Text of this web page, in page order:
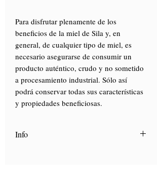
Para disfrutar plenamente de los
beneficios de la miel de Sila y, en
general, de cualquier tipo de miel, es
necesario asegurarse de consumir un
producto auténtico, crudo y no sometido
a procesamiento industrial. Sólo así
podrá conservar todas sus características
y propiedades beneficiosas.
Info